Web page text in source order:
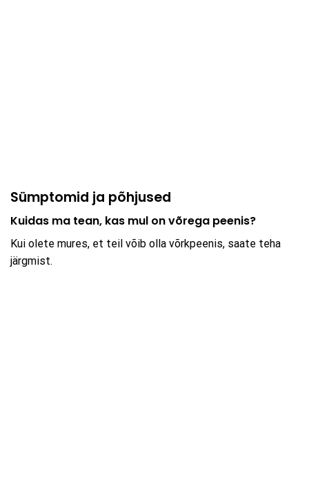
Sümptomid ja põhjused
Kuidas ma tean, kas mul on võrega peenis?
Kui olete mures, et teil võib olla võrkpeenis, saate teha
järgmist.